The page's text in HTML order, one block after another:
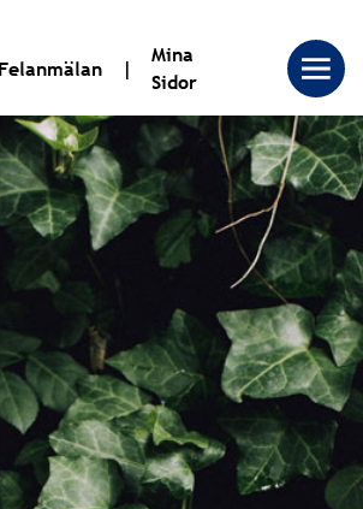
Felanmälan
Mina
Sidor